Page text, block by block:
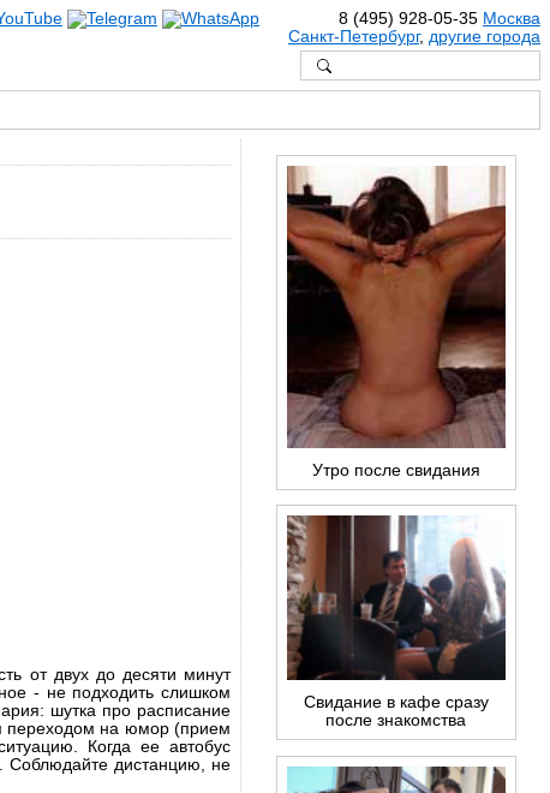
8 (495) 928-05-35 Москва
Санкт-Петербург, другие города
от двух до десяти минут
- не подходить слишком
шутка про расписание
переходом на юмор (прием
Когда ее автобус
Соблюдайте дистанцию, не
Утро после свидания
Свидание в кафе сразу
после знакомства